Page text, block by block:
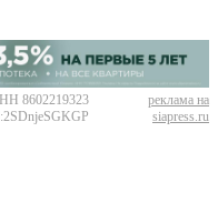
8602219323
реклама на
siapress.ru